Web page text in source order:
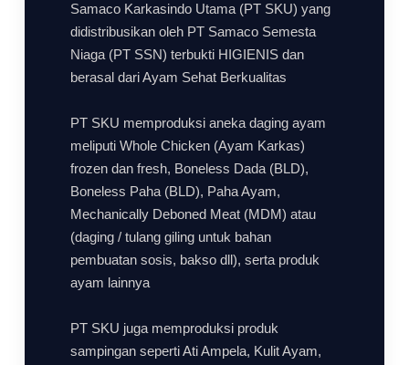
Samaco Karkasindo Utama (PT SKU) yang
didistribusikan oleh PT Samaco Semesta
Niaga (PT SSN) terbukti HIGIENIS dan
berasal dari Ayam Sehat Berkualitas
PT SKU memproduksi aneka daging ayam
meliputi Whole Chicken (Ayam Karkas)
frozen dan fresh, Boneless Dada (BLD),
Boneless Paha (BLD), Paha Ayam,
Mechanically Deboned Meat (MDM) atau
(daging / tulang giling untuk bahan
pembuatan sosis, bakso dll), serta produk
ayam lainnya
PT SKU juga memproduksi produk
sampingan seperti Ati Ampela, Kulit Ayam,